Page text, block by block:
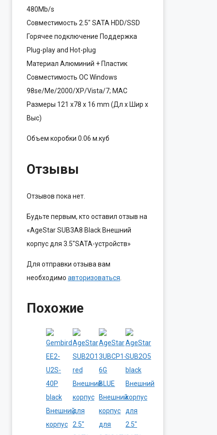
480Mb/s
Совместимость 2.5″ SATA HDD/SSD
Горячее подключение Поддержка
Plug-play and Hot-plug
Материал Алюминий + Пластик
Совместимость ОС Windows
98se/Me/2000/XP/Vista/7; MAC
Размеры 121 x78 x 16 mm (Дл x Шир x
Выс)
Объем коробки 0.06 м.куб
Отзывы
Отзывов пока нет.
Будьте первым, кто оставил отзыв на
«AgeStar SUB3A8 Black Внешний
корпус для 3.5″SATA-устройств»
Для отправки отзыва вам
необходимо авторизоваться
Похожие